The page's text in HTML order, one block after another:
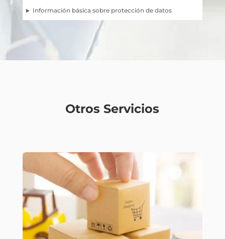
Información básica sobre protección de datos
Otros Servicios